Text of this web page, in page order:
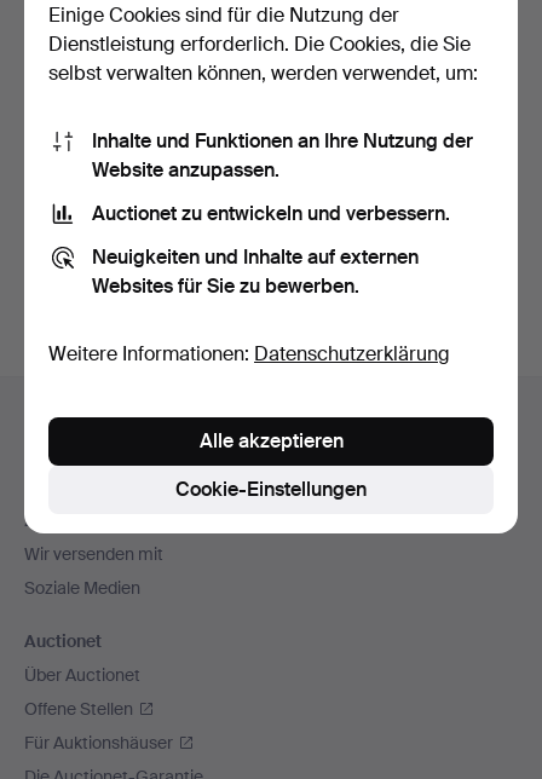
Halskette aus 14 Karat
Gold.
3 Tage
Suche speichern
Archiv
suchen.
Navigation
Hilfe und Kontakt
Kontakt mit dem Support aufnehmen
Zahlungsweisen
Wir versenden mit
Soziale Medien
Auctionet
Über Auctionet
Offene Stellen
Für Auktionshäuser
Einige Cookies sind für die Nutzung der
Dienstleistung erforderlich. Die Cookies, die Sie
selbst verwalten können, werden verwendet, um:
Inhalte und Funktionen an Ihre Nutzung der
Website anzupassen.
Auctionet zu entwickeln und verbessern.
Neuigkeiten und Inhalte auf externen
Websites für Sie zu bewerben.
Weitere Informationen: Datenschutzerklärung
Cookie-Einstellungen
Alle akzeptieren